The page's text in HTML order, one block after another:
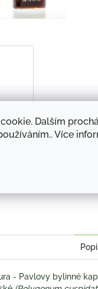
Dalším
Více
- Pavlovy bylinné